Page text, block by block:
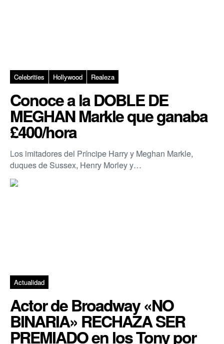
Celebrities Hollywood Realeza
Conoce a la DOBLE DE
MEGHAN Markle que ganaba
£400/hora
Los imitadores del Príncipe Harry y Meghan Markle,
duques de Sussex, Henry Morley y…
Actualidad
Actor de Broadway «NO
BINARIA» RECHAZA SER
PREMIADO en los Tony por